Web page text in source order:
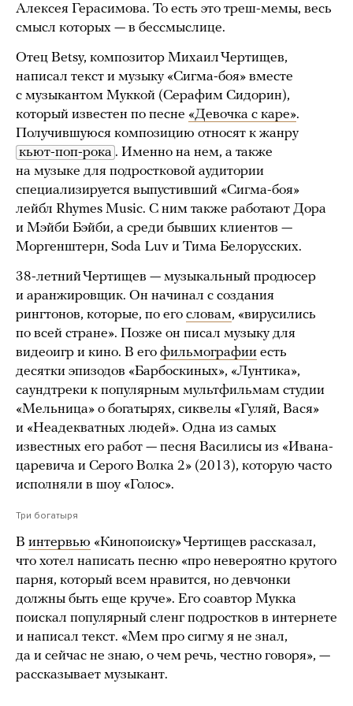
Алексея Герасимова. То есть это треш-мемы, весь
смысл которых — в бессмыслице.
Отец Betsy, композитор Михаил Чертищев,
написал текст и музыку «Сигма-боя» вместе
с музыкантом Муккой (Серафим Сидорин),
который известен по песне «Девочка с каре».
Получившуюся композицию относят к жанру
кьют-поп-рока . Именно на нем, а также
на музыке для подростковой аудитории
специализируется выпустивший «Сигма-боя»
лейбл Rhymes Music. С ним также работают Дора
и Мэйби Бэйби, а среди бывших клиентов —
Моргенштерн, Soda Luv и Тима Белорусских.
38-летний Чертищев — музыкальный продюсер
и аранжировщик. Он начинал с создания
рингтонов, которые, по его словам, «вирусились
по всей стране». Позже он писал музыку для
видеоигр и кино. В его фильмографии есть
десятки эпизодов «Барбоскиных», «Лунтика»,
саундтреки к популярным мультфильмам студии
«Мельница» о богатырях, сиквелы «Гуляй, Вася»
и «Неадекватных людей». Одна из самых
известных его работ — песня Василисы из «Ивана-
царевича и Серого Волка 2» (2013), которую часто
исполняли в шоу «Голос».
Три богатыря
В интервью «Кинопоиску» Чертищев рассказал,
что хотел написать песню «про невероятно крутого
парня, который всем нравится, но девчонки
должны быть еще круче». Его соавтор Мукка
поискал популярный сленг подростков в интернете
и написал текст. «Мем про сигму я не знал,
да и сейчас не знаю, о чем речь, честно говоря», —
рассказывает музыкант.